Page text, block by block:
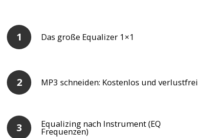
Das große Equalizer 1×1
MP3 schneiden: Kostenlos und verlustfrei
Equalizing nach Instrument (EQ
Frequenzen)